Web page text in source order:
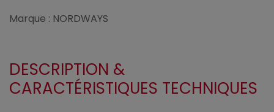
Marque : NORDWAYS
DESCRIPTION &
CARACTÉRISTIQUES TECHNIQUES